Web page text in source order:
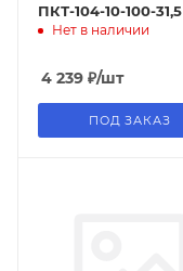
ПКТ-104-10-100-31,5
Нет в наличии
4 239 ₽/шт
ПОД ЗАКАЗ